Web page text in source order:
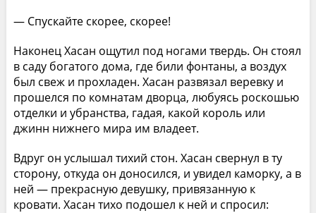
— Спускайте скорее, скорее!
Наконец Хасан ощутил под ногами твердь. Он стоял
в саду богатого дома, где били фонтаны, а воздух
был свеж и прохладен. Хасан развязал веревку и
прошелся по комнатам дворца, любуясь роскошью
отделки и убранства, гадая, какой король или
джинн нижнего мира им владеет.
Вдруг он услышал тихий стон. Хасан свернул в ту
сторону, откуда он доносился, и увидел каморку, а в
ней — прекрасную девушку, привязанную к
кровати. Хасан тихо подошел к ней и спросил: